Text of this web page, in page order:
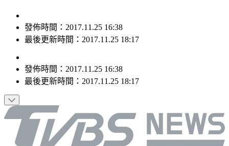
發佈時間：2017.11.25 16:38
最後更新時間：2017.11.25 18:17
發佈時間： 2017.11.25 16:38
最後更新時間： 2017.11.25 18:17